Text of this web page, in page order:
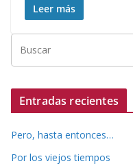
Leer más
Entradas recientes
Pero, hasta entonces…
Por los viejos tiempos